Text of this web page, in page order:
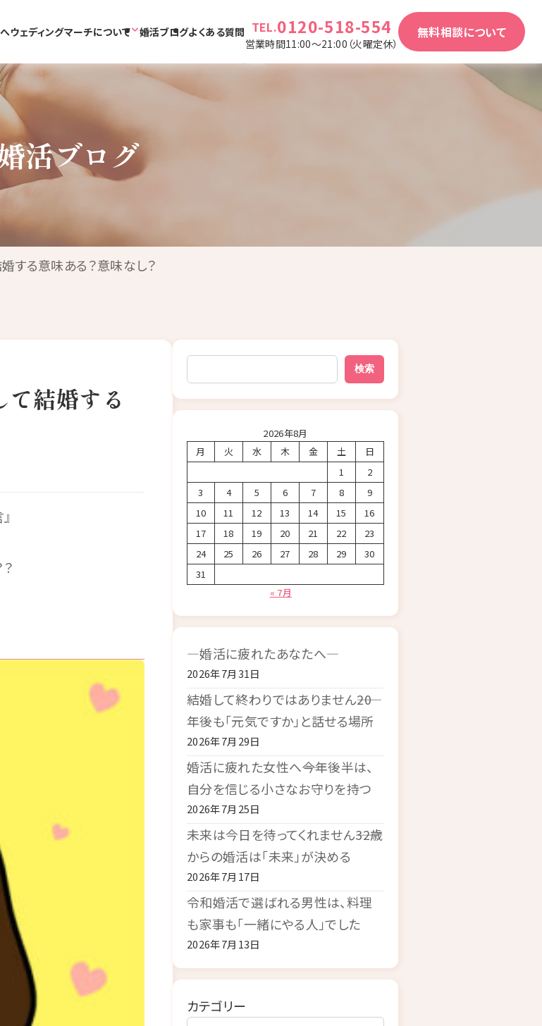
ウェディングマーチについて 婚活ブログよくある質問 TEL.0120-518-554
営業時間11:00～21:00（火曜定休）
無料相談について
活ブログ
する意味ある？意味なし？
結婚する
検索
検索
2026年8月
月
火 水 木 金 土
日
1
2
3
4 5 6 7 8
9
10
11 12 13 14 15
16
17
18 19 20 21 22
23
24
25 26 27 28 29
30
31
« 7月
―婚活に疲れたあなたへ―
2026年7月31日
結婚して終わりではありません――20
年後も「元気ですか」と話せる場所
2026年7月29日
婚活に疲れた女性へ――今年後半は、
自分を信じる小さなお守りを持つ
2026年7月25日
未来は今日を待ってくれません――32歳
からの婚活は「未来」が決める
2026年7月17日
令和婚活で選ばれる男性は、料理
も家事も「一緒にやる人」でした
2026年7月13日
カテゴリー